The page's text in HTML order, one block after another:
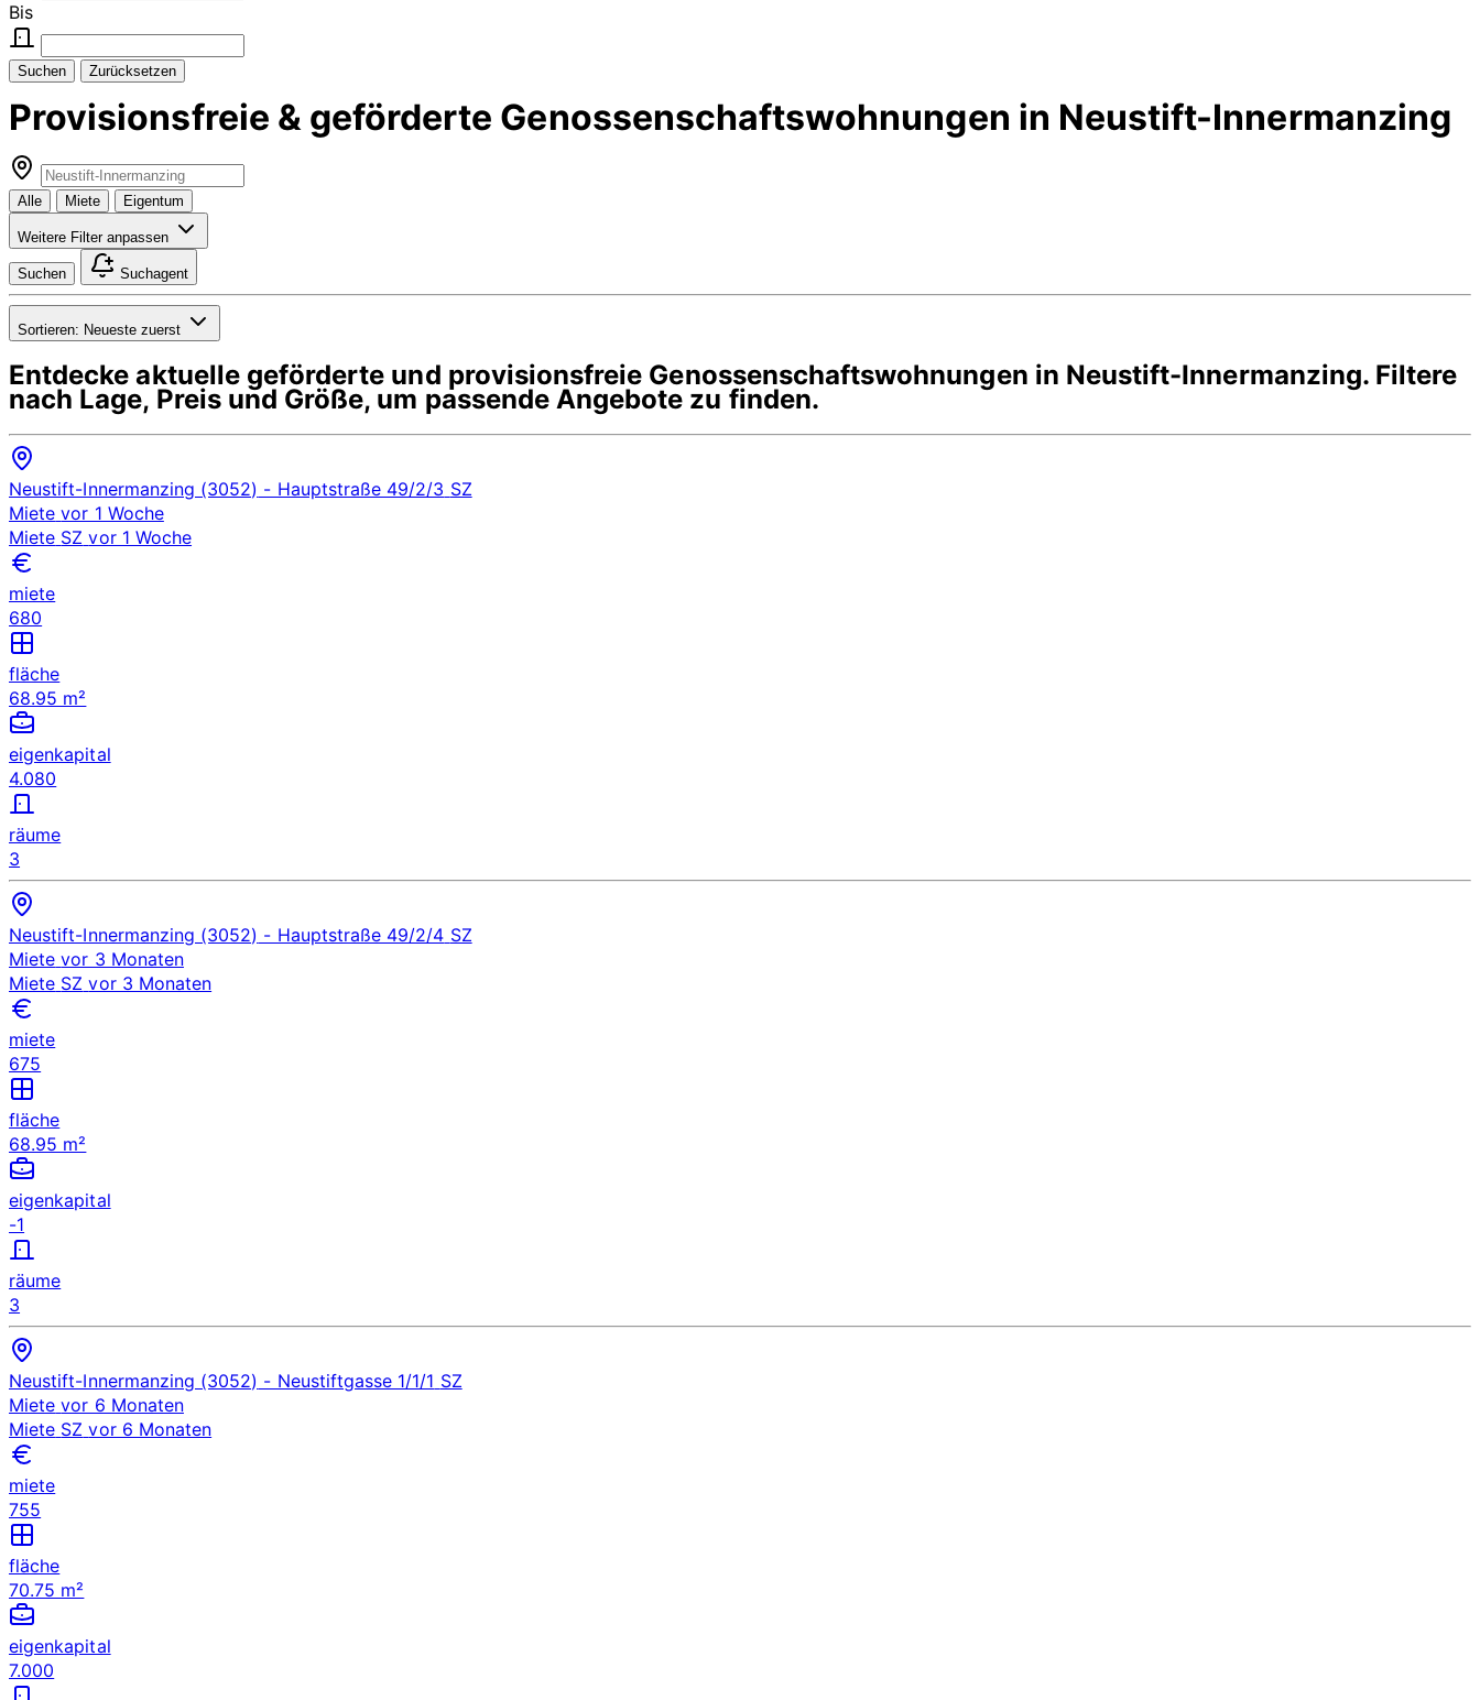
Bis
Suchen Zurücksetzen
Provisionsfreie & geförderte Genossenschaftswohnungen in Neustift-Innermanzing
Alle Miete Eigentum
Weitere Filter anpassen
Suchen Suchagent
Sortieren: Neueste zuerst
Entdecke aktuelle geförderte und provisionsfreie Genossenschaftswohnungen in Neustift-Innermanzing. Filtere
nach Lage, Preis und Größe, um passende Angebote zu finden.
Neustift-Innermanzing (3052) - Hauptstraße 49/2/3 SZ
Miete vor 1 Woche
Miete SZ vor 1 Woche
miete
680
fläche
68.95 m²
eigenkapital
4.080
räume
3
Neustift-Innermanzing (3052) - Hauptstraße 49/2/4 SZ
Miete vor 3 Monaten
Miete SZ vor 3 Monaten
miete
675
fläche
68.95 m²
eigenkapital
-1
räume
3
Neustift-Innermanzing (3052) - Neustiftgasse 1/1/1 SZ
Miete vor 6 Monaten
Miete SZ vor 6 Monaten
miete
755
fläche
70.75 m²
eigenkapital
7.000